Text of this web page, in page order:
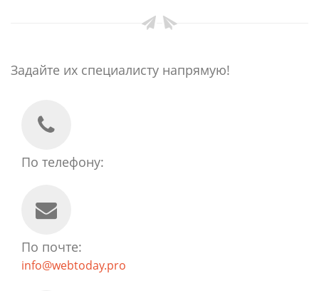
Задайте их специалисту напрямую!
По телефону:
По почте:
info@webtoday.pro